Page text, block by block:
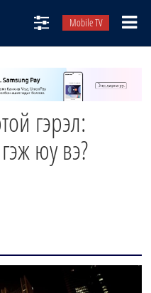
Mobile TV
гэрэл:
юу вэ?